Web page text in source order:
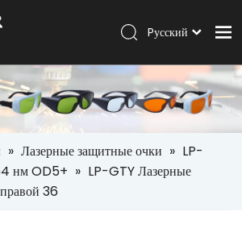
Pусский
Português
Español
English
» Лазерные защитные очки » LP-
нм OD5+ » LP-GTY Лазерные
36